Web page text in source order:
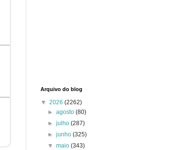
Arquivo do blog
▼ 2026 (2262)
►agosto(80)
►julho(287)
►junho(325)
▼maio(343)